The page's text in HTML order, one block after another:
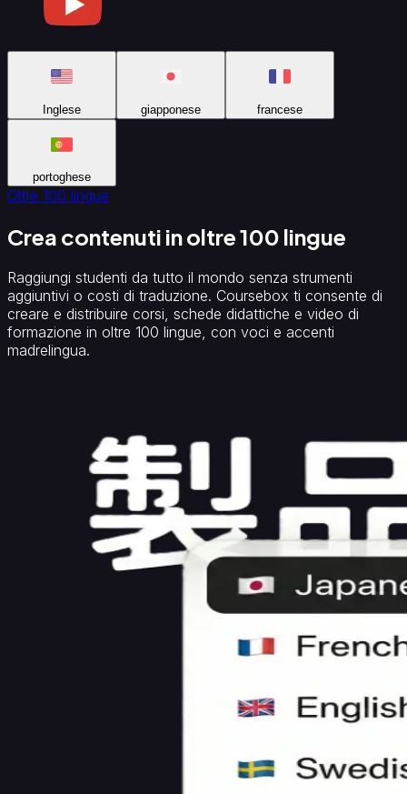
Inglese giapponese francese
portoghese
Oltre 100 lingue
Crea contenuti in oltre 100 lingue
Raggiungi studenti da tutto il mondo senza strumenti
aggiuntivi o costi di traduzione. Coursebox ti consente di
creare e distribuire corsi, schede didattiche e video di
formazione in oltre 100 lingue, con voci e accenti
madrelingua.